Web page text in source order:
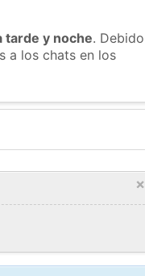
tarde y noche. Debido
a los chats en los
×